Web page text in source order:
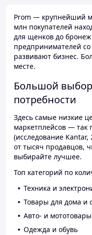
Prom — крупнейший
млн покупателей
для щенков до
предпринимателей
развивают бизнес.
месте.
Большой
потребности
Здесь самые низкие
маркетплейсов — так
(исследование
от тысяч продавцов,
выбирайте лучшее.
Топ категорий по
Техника и
Товары для дома и
Авто- и мототовары
Одежда и обувь